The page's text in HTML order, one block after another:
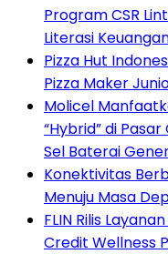
Program CSR
Literasi
Pizza Hut
Pizza Maker
Molicel
“Hybrid” di
Sel Baterai
Konektivitas
Menuju Masa
FLIN Rilis
Credit Wellness